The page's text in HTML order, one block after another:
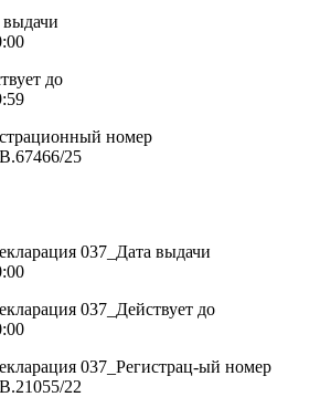
выдачи
до
номер
25
037_Дата выдачи
037_Действует до
037_Регистрац-ый номер
22